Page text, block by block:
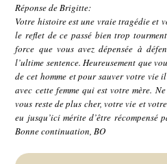
Réponse de Brigitte:
Votre histoire est une vraie tragédie et
le reflet de ce passé bien trop
force que vous avez dépensée à
l’ultime sentence. Heureusement que
de cet homme et pour sauver votre vie
avec cette femme qui est votre mère.
vous reste de plus cher, votre vie et
eu jusqu’ici mérite d’être récompensé
Bonne continuation, BO